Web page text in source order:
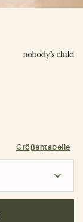
Größentabelle